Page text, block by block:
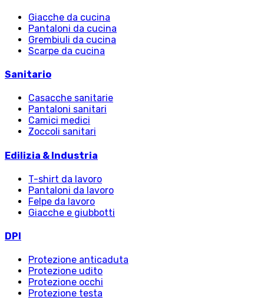
Giacche da cucina
Pantaloni da cucina
Grembiuli da cucina
Scarpe da cucina
Sanitario
Casacche sanitarie
Pantaloni sanitari
Camici medici
Zoccoli sanitari
Edilizia & Industria
T-shirt da lavoro
Pantaloni da lavoro
Felpe da lavoro
Giacche e giubbotti
DPI
Protezione anticaduta
Protezione udito
Protezione occhi
Protezione testa